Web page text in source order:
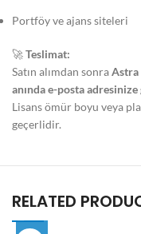
Portföy ve ajans siteleri
🚀Teslimat:
Satın alımdan sonraAstra
anında e-posta
Lisans ömür boyu veya
geçerlidir.
RELATED